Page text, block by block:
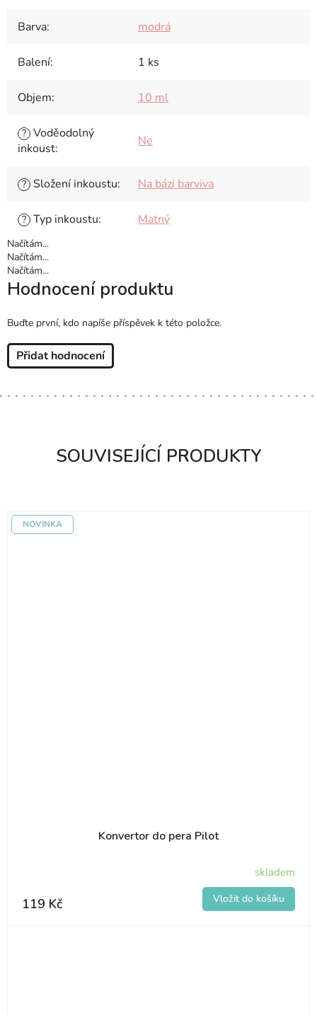
SOUVISEJÍCÍ PRODUKTY
NOVINKA
Konvertor do pera Pilot
skladem
119 Kč
Barva: modrá
Balení: 1 ks
Objem: 10 ml
? Voděodolný
inkoust: Ne
? Složení inkoustu: Na bázi barviva
? Typ inkoustu: Matný
Načítám...
Načítám...
Načítám...
Hodnocení produktu
Buďte první, kdo napíše příspěvek k této položce.
Přidat hodnocení